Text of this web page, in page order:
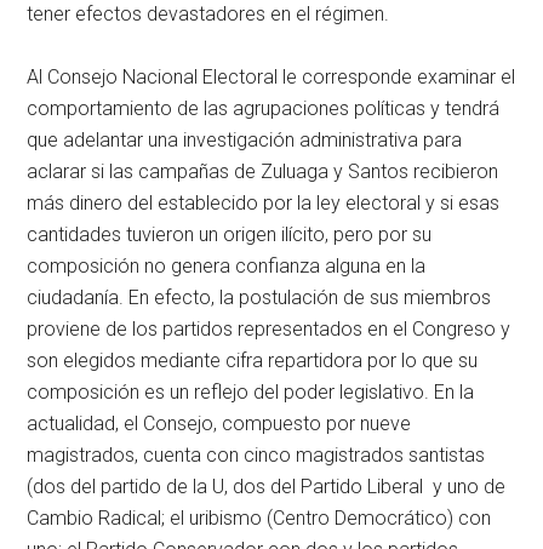
tener efectos devastadores en el régimen.
Al Consejo Nacional Electoral le corresponde examinar el
comportamiento de las agrupaciones políticas y tendrá
que adelantar una investigación administrativa para
aclarar si las campañas de Zuluaga y Santos recibieron
más dinero del establecido por la ley electoral y si esas
cantidades tuvieron un origen ilícito, pero por su
composición no genera confianza alguna en la
ciudadanía. En efecto, la postulación de sus miembros
proviene de los partidos representados en el Congreso y
son elegidos mediante cifra repartidora por lo que su
composición es un reflejo del poder legislativo. En la
actualidad, el Consejo, compuesto por nueve
magistrados, cuenta con cinco magistrados santistas
(dos del partido de la U, dos del Partido Liberal y uno de
Cambio Radical; el uribismo (Centro Democrático) con